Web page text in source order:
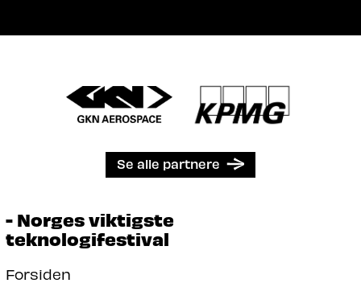
Se alle partnere
- Norges viktigste
teknologifestival
Forsiden